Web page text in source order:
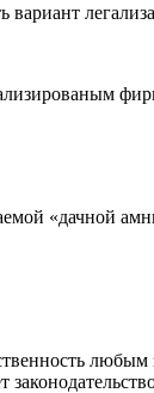
«дачной